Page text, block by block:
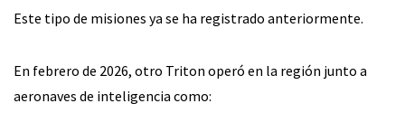
Este tipo de misiones ya se ha registrado anteriormente.
En febrero de 2026, otro Triton operó en la región junto a
aeronaves de inteligencia como: